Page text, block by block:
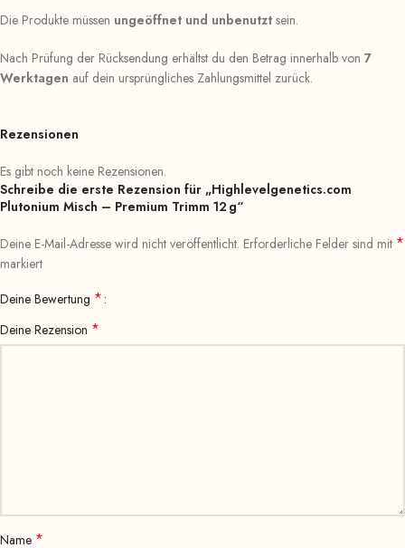
Die Produkte müssen ungeöffnet und unbenutzt sein.
Nach Prüfung der Rücksendung erhältst du den Betrag innerhalb von 7
Werktagen auf dein ursprüngliches Zahlungsmittel zurück.
Rezensionen
Es gibt noch keine Rezensionen.
Schreibe die erste Rezension für „Highlevelgenetics.com
Plutonium Misch – Premium Trimm 12 g“
Deine E-Mail-Adresse wird nicht veröffentlicht. Erforderliche Felder sind mit *
markiert
Deine Bewertung *
Deine Rezension *
Name *